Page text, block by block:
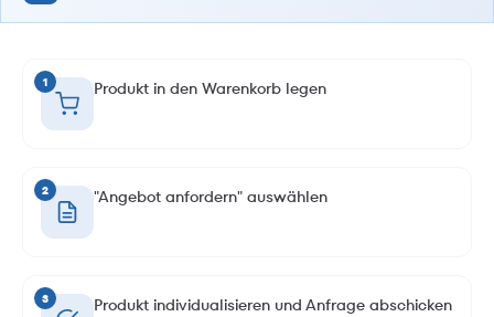
1 Produkt in den Warenkorb legen
2 "Angebot anfordern" auswählen
3 Produkt individualisieren und Anfrage abschicken